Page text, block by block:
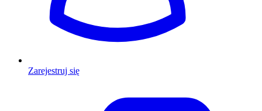
Zarejestruj się